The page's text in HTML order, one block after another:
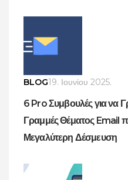
BLOG19. Ιουνίου 2025.
6 Pro Συμβουλές για να
Γραμμές Θέματος Email
Μεγαλύτερη Δέσμευση